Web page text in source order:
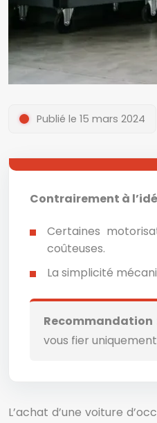
Publié le 15 mars 2024
Contrairement à
Certaines
coûteuses.
La simplicité
Recommandation
vous fier
L’achat d’une voiture